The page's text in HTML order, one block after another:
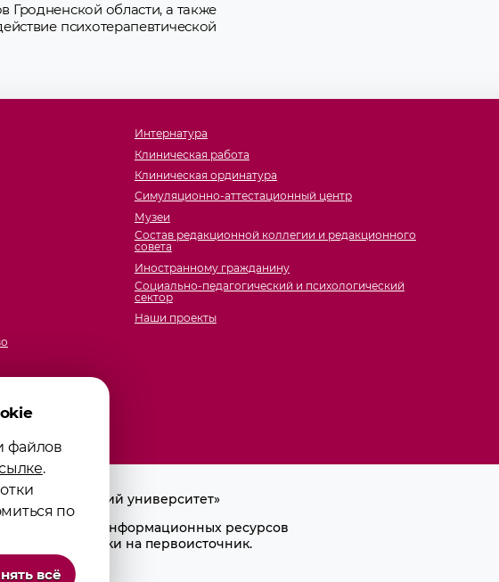
области, а также
психотерапевтической
Интернатура
Клиническая работа
Клиническая ординатура
Симуляционно-аттестационный центр
Музеи
Состав редакционной коллегии и редакционного
совета
Иностранному гражданину
Социально-педагогический и психологический
сектор
Наши проекты
медицинский университет»
регистра информационных ресурсов
ссылки на первоисточник.
файлов
.
по
всё